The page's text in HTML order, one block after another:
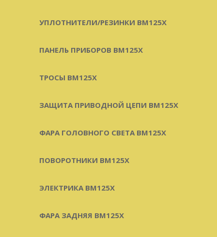
УПЛОТНИТЕЛИ/РЕЗИНКИ BM125X
ПАНЕЛЬ ПРИБОРОВ BM125X
ТРОСЫ BM125X
ЗАЩИТА ПРИВОДНОЙ ЦЕПИ BM125X
ФАРА ГОЛОВНОГО СВЕТА BM125X
ПОВОРОТНИКИ BM125X
ЭЛЕКТРИКА BM125X
ФАРА ЗАДНЯЯ BM125X